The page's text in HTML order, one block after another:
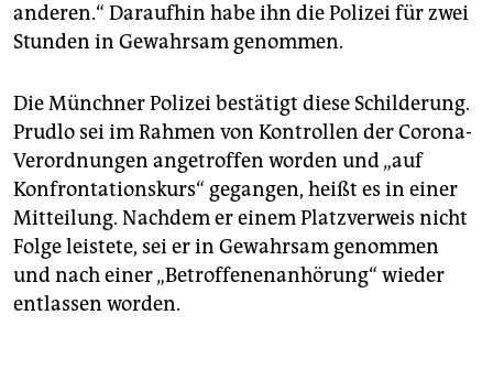
anderen.“ Daraufhin habe ihn die Polizei für zwei
Stunden in Gewahrsam genommen.
Die Münchner Polizei bestätigt diese Schilderung.
Prudlo sei im Rahmen von Kontrollen der Corona-
Verordnungen angetroffen worden und „auf
Konfrontationskurs“ gegangen, heißt es in einer
Mitteilung. Nachdem er einem Platzverweis nicht
Folge leistete, sei er in Gewahrsam genommen
und nach einer „Betroffenenanhörung“ wieder
entlassen worden.